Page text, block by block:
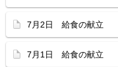
7月2日 給食の献立
7月1日 給食の献立